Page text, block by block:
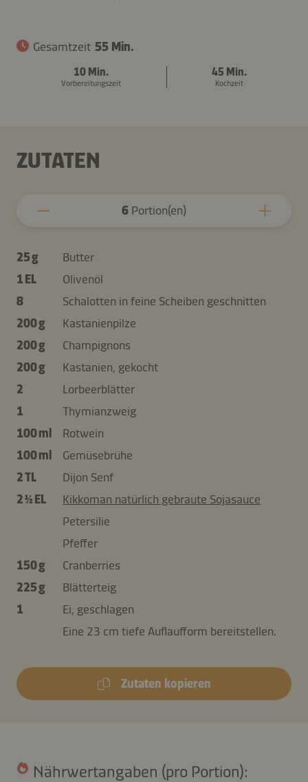
Gesamtzeit 55 Min.
10 Min.
Vorbereitungszeit
45 Min.
Kochzeit
ZUTATEN
6 Portion(en)
25 g
Butter
1 EL
Olivenöl
8
Schalotten in feine Scheiben geschnitten
200 g
Kastanienpilze
200 g
Champignons
200 g
Kastanien, gekocht
2
Lorbeerblätter
1
Thymianzweig
100 ml
Rotwein
100 ml
Gemüsebrühe
2 TL
Dijon Senf
2 ½ EL
Kikkoman natürlich gebraute Sojasauce
Petersilie
Pfeffer
150 g
Cranberries
225 g
Blätterteig
1
Ei, geschlagen
Eine 23 cm tiefe Auflaufform bereitstellen.
Zutaten kopieren
Nährwertangaben (pro Portion):